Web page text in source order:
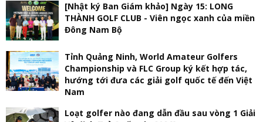
[Nhật ký Ban Giám khảo] Ngày 15: LONG
THÀNH GOLF CLUB - Viên ngọc xanh của miền
Đông Nam Bộ
Tỉnh Quảng Ninh, World Amateur Golfers
Championship và FLC Group ký kết hợp tác,
hướng tới đưa các giải golf quốc tế đến Việt
Nam
Loạt golfer nào đang dẫn đầu sau vòng 1 Giải